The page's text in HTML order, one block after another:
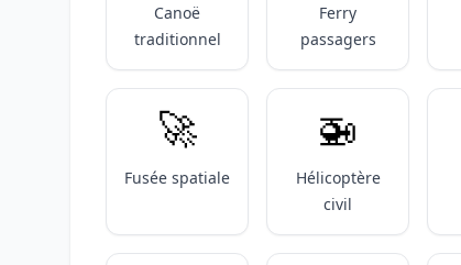
Canoë
traditionnel
Ferry
passagers
🚀
Fusée spatiale
🚁
Hélicoptère
civil